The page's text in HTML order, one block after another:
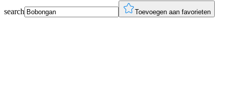
search Toevoegen aan favorieten